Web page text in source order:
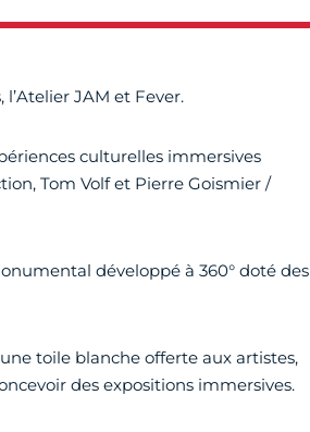
JAM et Fever.
culturelles immersives
Tom Volf et Pierre Goismier /
développé à 360° doté des
toile blanche offerte aux artistes,
des expositions immersives.